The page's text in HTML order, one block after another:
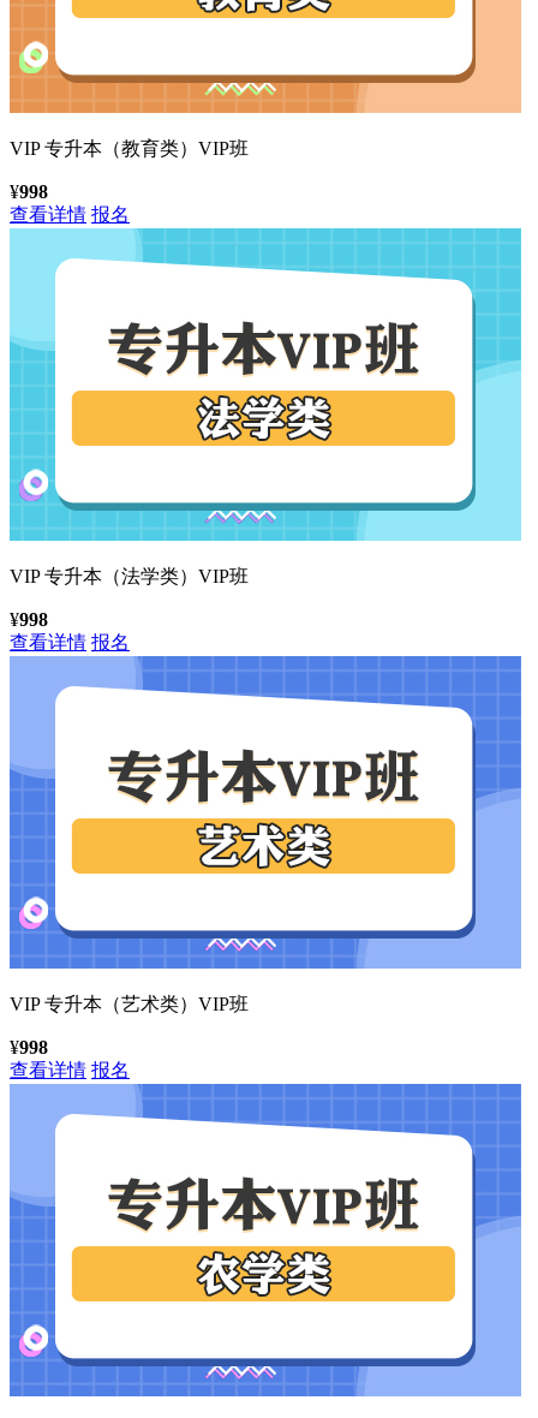
VIP专升本（教育类）VIP班
¥998
查看详情 报名
VIP专升本（法学类）VIP班
¥998
查看详情 报名
VIP专升本（艺术类）VIP班
¥998
查看详情 报名